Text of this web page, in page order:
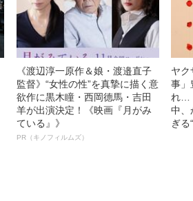
《渡辺淳一原作＆娘・渡邉直子
監督》“女性の性”を真摯に描く意
欲作に黒木瞳・西岡德馬・吉田
羊が出演決定！《映画『月がみ
ている』》
PR（キノフィルムズ）
ヤク
事」
れ…
中、
ぎる